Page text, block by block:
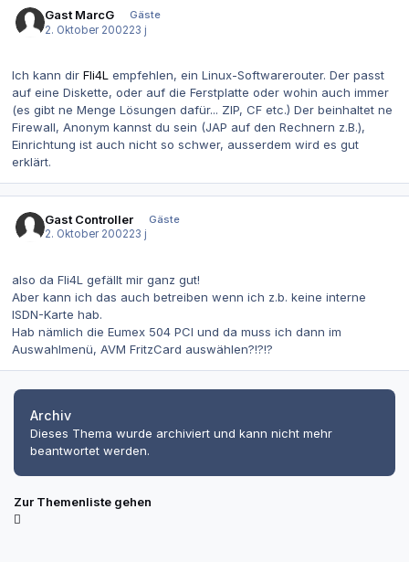
Gast MarcG
Gäste
2. Oktober 200223 j
Ich kann dir Fli4L empfehlen, ein Linux-Softwarerouter. Der passt
auf eine Diskette, oder auf die Ferstplatte oder wohin auch immer
(es gibt ne Menge Lösungen dafür... ZIP, CF etc.) Der beinhaltet ne
Firewall, Anonym kannst du sein (JAP auf den Rechnern z.B.),
Einrichtung ist auch nicht so schwer, ausserdem wird es gut
erklärt.
Gast Controller
Gäste
2. Oktober 200223 j
also da Fli4L gefällt mir ganz gut!
Aber kann ich das auch betreiben wenn ich z.b. keine interne
ISDN-Karte hab.
Hab nämlich die Eumex 504 PCI und da muss ich dann im
Auswahlmenü, AVM FritzCard auswählen?!?!?
Archiv
Dieses Thema wurde archiviert und kann nicht mehr
beantwortet werden.
Zur Themenliste gehen